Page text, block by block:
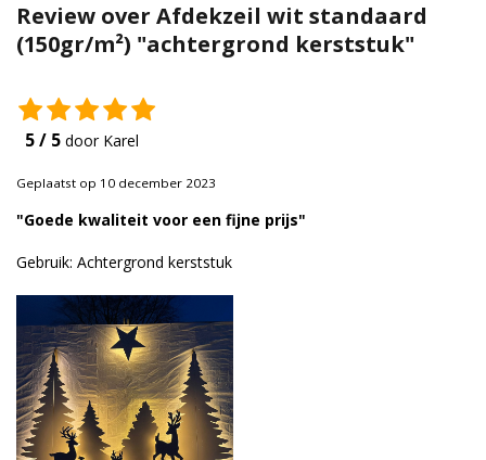
Jute en lopers
Tape en stickers
Review over Afdekzeil wit standaard
(150gr/m²) "achtergrond kerststuk"
5 / 5 door Karel
Geplaatst op 10 december 2023
"Goede kwaliteit voor een fijne prijs"
Gebruik: Achtergrond kerststuk